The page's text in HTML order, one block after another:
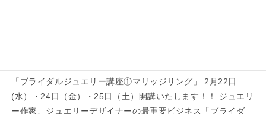
「ブライダルジュエリー講座①マリッジリング」 2月22日
(水）・24日（金）・25日（土）開講いたします！！ ジュエリ
ー作家、ジュエリーデザイナーの最重要ビジネス「ブライダ